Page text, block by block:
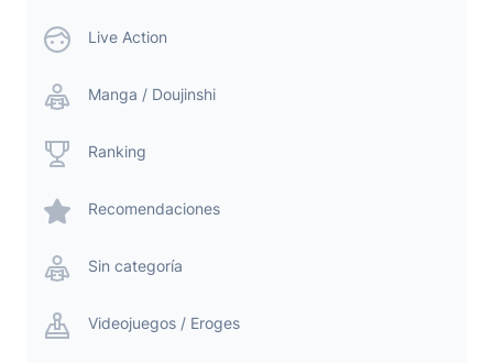
Live Action
Manga / Doujinshi
Ranking
Recomendaciones
Sin categoría
Videojuegos / Eroges